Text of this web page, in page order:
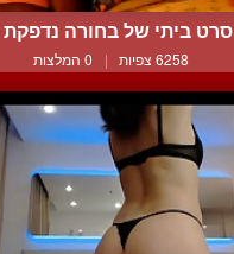
סרט ביתי של בחורה נדפקת
6258 צפיות | 0 המלצות